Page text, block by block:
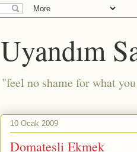
Uyandım
"feel no shame for what
10 Ocak 2009
Domatesli Ekmek